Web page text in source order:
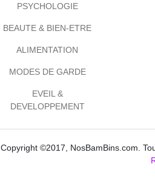
PSYCHOLOGIE
BEAUTE & BIEN-ETRE
ALIMENTATION
MODES DE GARDE
EVEIL &
DEVELOPPEMENT
Copyright ©2017, NosBamBins.com.